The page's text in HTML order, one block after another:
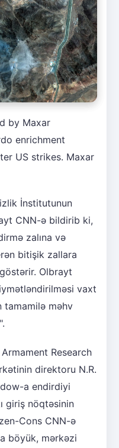
by Maxar
enrichment
US strikes. Maxar
İnstitutunun
CNN-ə bildirib ki,
zalına və
bitişik zallara
Olbrayt
vaxt
tamamilə məhv
Research
direktoru N.R.
a endirdiyi
giriş nöqtəsinin
Cons CNN-ə
böyük, mərkəzi